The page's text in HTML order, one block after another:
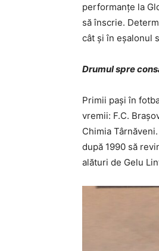
performanţe la
să înscrie.
cât şi în eşalonul
Drumul spre
Primii pași în
vremii: F.C.
Chimia
după 1990 să
alături de Gelu